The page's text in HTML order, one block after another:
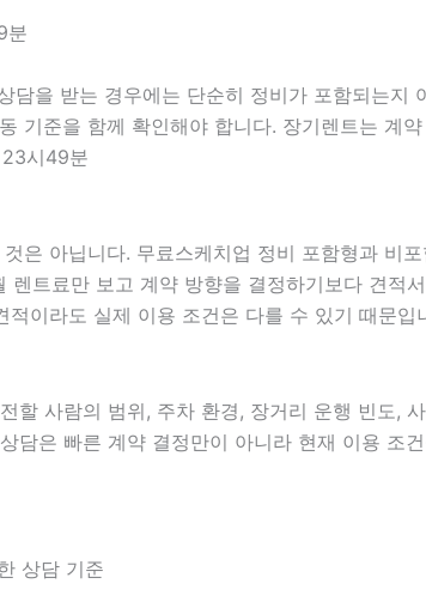
분
을 받는 경우에는 단순히 정비가 포함되는지
기준을 함께 확인해야 합니다. 장기렌트는 계
시49분
은 아닙니다. 무료스케치업 정비 포함형과 비
트료만 보고 계약 방향을 결정하기보다 견적
이라도 실제 이용 조건은 다를 수 있기 때문입
사람의 범위, 주차 환경, 장거리 운행 빈도,
은 빠른 계약 결정만이 아니라 현재 이용 조
상담 기준